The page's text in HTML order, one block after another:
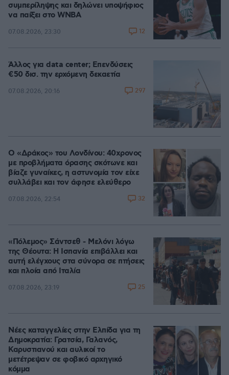
συμπερίληψης και δηλώνει υποψήφιος
να παίξει στο WNBA
07.08.2026, 23:30 12
Άλλος για data center; Επενδύσεις
€50 δισ. την ερχόμενη δεκαετία
07.08.2026, 20:16 297
Ο «Δράκος» του Λονδίνου: 40χρονος
με προβλήματα όρασης σκότωνε και
βίαζε γυναίκες, η αστυνομία τον είχε
συλλάβει και τον άφησε ελεύθερο
07.08.2026, 22:54 32
«Πόλεμος» Σάντσεθ - Μελόνι λόγω
της Θέουτα: Η Ισπανία επιβάλλει και
αυτή ελέγχους στα σύνορα σε πτήσεις
και πλοία από Ιταλία
07.08.2026, 23:19 25
Νέες καταγγελίες στην Ελπίδα για τη
Δημοκρατία: Γρατσία, Γαλανός,
Καρυστιανού και αυλικοί το
μετέτρεψαν σε φοβικό αρχηγικό
κόμμα